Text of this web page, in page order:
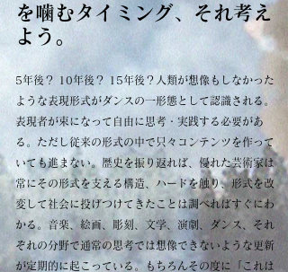
を噛むタイミング、それ考え
よう。
5年後？ 10年後？ 15年後？人類が想像もしなかった
ような表現形式がダンスの一形態として認識される。
表現者が束になって自由に思考・実践する必要があ
る。ただし従来の形式の中で只々コンテンツを作って
いても進まない。歴史を振り返れば、優れた芸術家は
常にその形式を支える構造、ハードを触り、形式を改
変して社会に投げつけてきたことは調べればすぐにわ
かる。音楽、絵画、彫刻、文学、演劇、ダンス、それ
ぞれの分野で通常の思考では想像できないような更新
が定期的に起こっている。もちろんその度に「これは